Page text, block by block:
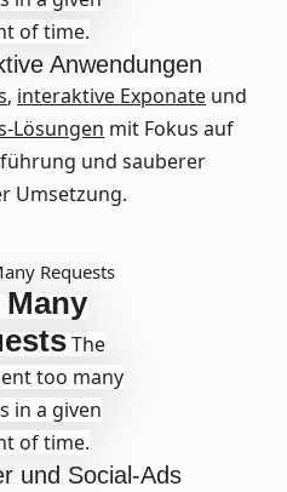
of time.
Anwendungen
, interaktive Exponateund
Lösungen mit Fokus auf
und sauberer
Umsetzung.
Requests
Many
The
too many
in a given
of time.
und Social-Ads